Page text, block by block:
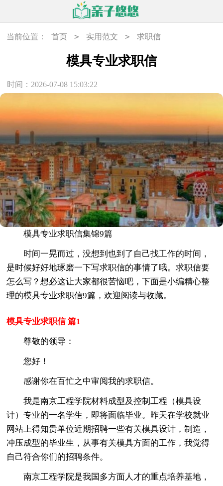
当前位置： 首页 > 实用范文 > 求职信
模具专业求职信
时间：2026-07-08 15:03:22
模具专业求职信集锦9篇
时间一晃而过，没想到也到了自己找工作的时间，
是时候好好地琢磨一下写求职信的事情了哦。求职信要
怎么写？想必这让大家都很苦恼吧，下面是小编精心整
理的模具专业求职信9篇，欢迎阅读与收藏。
模具专业求职信 篇1
尊敬的领导：
您好！
感谢你在百忙之中审阅我的求职信。
我是南京工程学院材料成型及控制工程（模具设
计）专业的一名学生，即将面临毕业。昨天在学校就业
网站上得知贵单位近期招聘一些有关模具设计，制造，
冲压成型的毕业生，从事有关模具方面的工作，我觉得
自己符合你们的招聘条件。
南京工程学院是我国多方面人才的重点培养基地，